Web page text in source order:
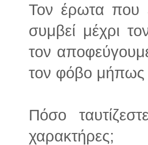
Τον έρωτα που
συμβεί μέχρι
τον
τον φόβο μήπως
Πόσο
χαρακτήρες;